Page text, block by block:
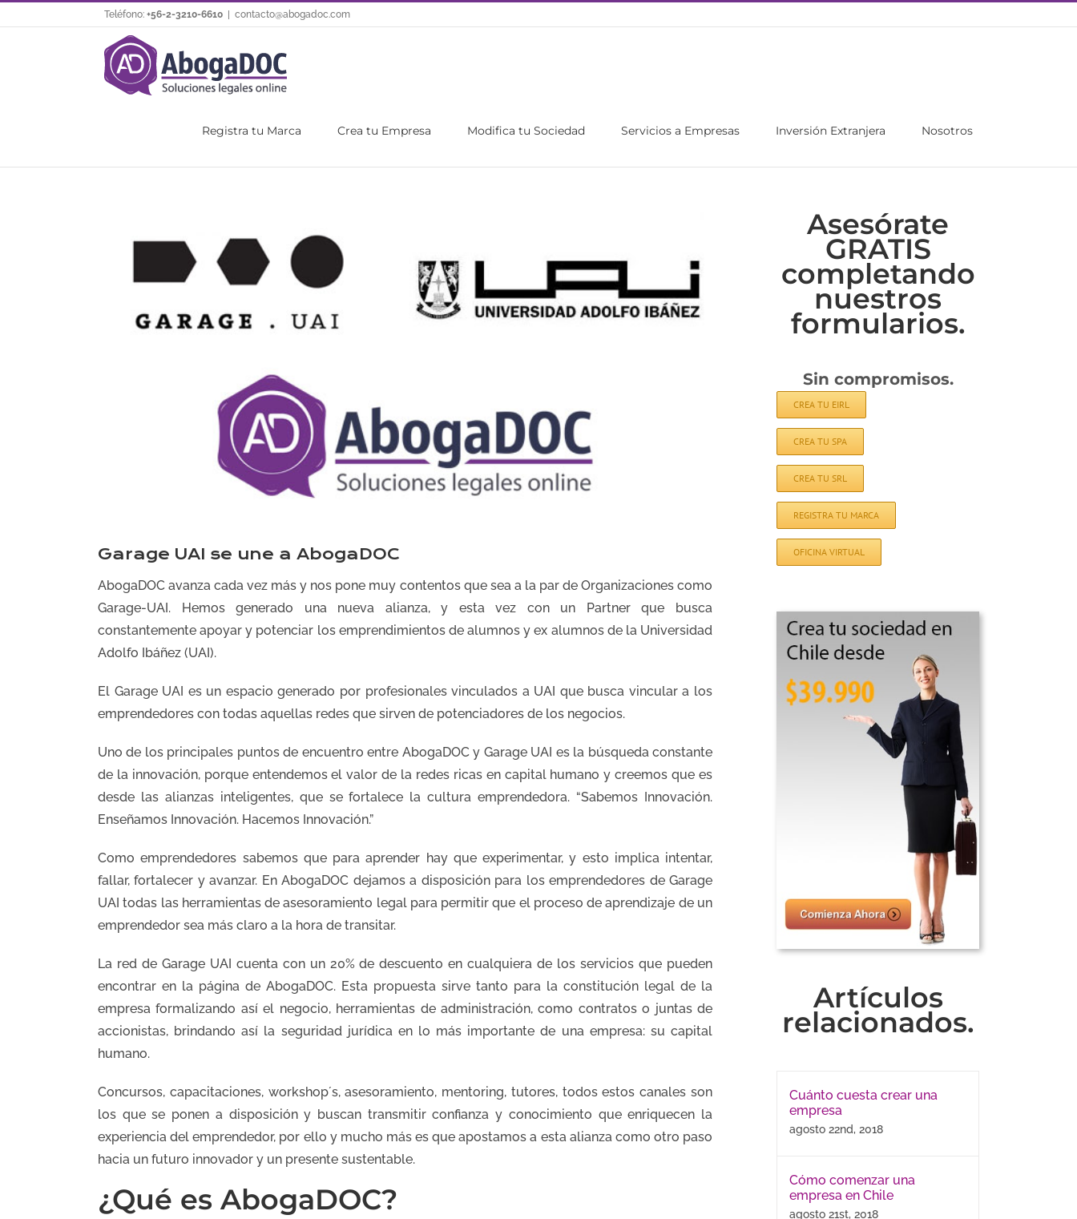
al
Teléfono: +56-2-3210-6610 contacto@abogadoc.com
Registra tu Marca Crea tu Empresa Modifica tu Sociedad Servicios a Empresas Inversión Extranjera Nosotros
imagen
Garage UAI se une a AbogaDOC
AbogaDOC avanza cada vez más y nos pone muy contentos que sea a la par de Organizaciones como
Garage-UAI. Hemos generado una nueva alianza, y esta vez con un Partner que busca
constantemente apoyar y potenciar los emprendimientos de alumnos y ex alumnos de la Universidad
Adolfo Ibáñez (UAI).
El Garage UAI es un espacio generado por profesionales vinculados a UAI que busca vincular a los
emprendedores con todas aquellas redes que sirven de potenciadores de los negocios.
Uno de los principales puntos de encuentro entre AbogaDOC y Garage UAI es la búsqueda constante
de la innovación, porque entendemos el valor de la redes ricas en capital humano y creemos que es
desde las alianzas inteligentes, que se fortalece la cultura emprendedora. “Sabemos Innovación.
Enseñamos Innovación. Hacemos Innovación.”
Como emprendedores sabemos que para aprender hay que experimentar, y esto implica intentar,
fallar, fortalecer y avanzar. En AbogaDOC dejamos a disposición para los emprendedores de Garage
UAI todas las herramientas de asesoramiento legal para permitir que el proceso de aprendizaje de un
emprendedor sea más claro a la hora de transitar.
La red de Garage UAI cuenta con un 20% de descuento en cualquiera de los servicios que pueden
encontrar en la página de AbogaDOC. Esta propuesta sirve tanto para la constitución legal de la
empresa formalizando así el negocio, herramientas de administración, como contratos o juntas de
accionistas, brindando así la seguridad jurídica en lo más importante de una empresa: su capital
humano.
Concursos, capacitaciones, workshop´s, asesoramiento, mentoring, tutores, todos estos canales son
los que se ponen a disposición y buscan transmitir confianza y conocimiento que enriquecen la
experiencia del emprendedor, por ello y mucho más es que apostamos a esta alianza como otro paso
hacia un futuro innovador y un presente sustentable.
¿Qué es AbogaDOC?
Asesórate
GRATIS
completando
nuestros
formularios.
Sin compromisos.
CREA TU EIRL
CREA TU SPA
CREA TU SRL
REGISTRA TU MARCA
OFICINA VIRTUAL
Artículos
relacionados.
Cuánto cuesta crear una
empresa
agosto 22nd, 2018
Cómo comenzar una
empresa en Chile
agosto 21st, 2018